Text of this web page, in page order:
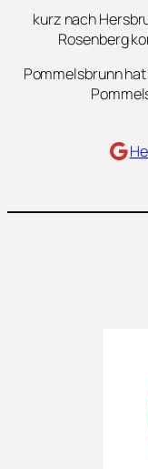
kurz nach
Rosenberg
Pommelsbrunn
Maps